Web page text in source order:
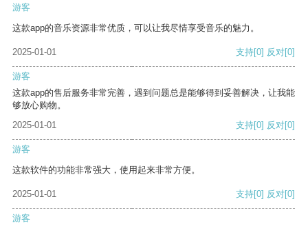
游客
这款app的音乐资源非常优质，可以让我尽情享受音乐的魅力。
2025-01-01 支持[0] 反对[0]
游客
这款app的售后服务非常完善，遇到问题总是能够得到妥善解决，让我能
够放心购物。
2025-01-01
支持[0] 反对[0]
游客
这款软件的功能非常强大，使用起来非常方便。
2025-01-01 支持[0] 反对[0]
游客